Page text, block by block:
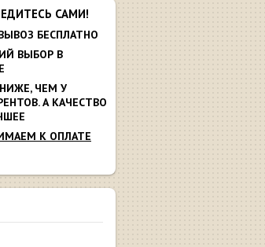
САМИ!
БЕСПЛАТНО
ВЫБОР В
ЧЕМ У
А КАЧЕСТВО
К ОПЛАТЕ